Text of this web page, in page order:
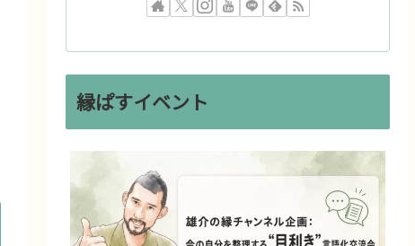
縁ぱすイベント